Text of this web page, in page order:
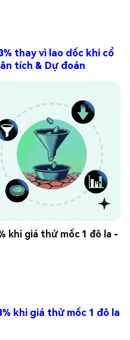
thay vì lao dốc khi cổ
tích & Dự đoán
khi giá thử mốc 1 đô la -
khi giá thử mốc 1 đô la